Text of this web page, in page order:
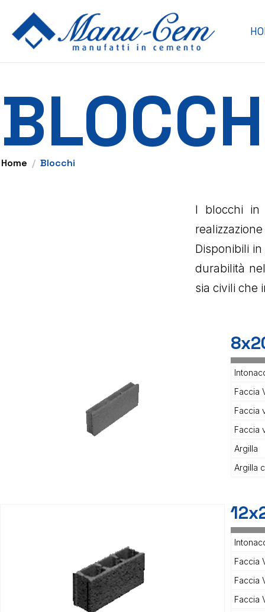
Home Blocchi
I blocchi in
Disponibili
durabilità
sia civili che
Faccia
Faccia
Faccia
Argilla
Argilla
Faccia
Faccia
Faccia